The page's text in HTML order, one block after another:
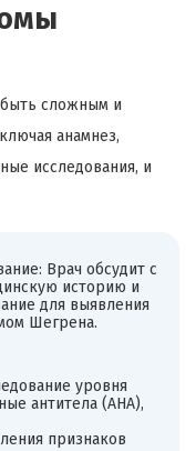
сложным и
анамнез,
исследования, и
Врач обсудит с
историю и
для выявления
Шегрена.
уровня
антитела (АНА),
признаков